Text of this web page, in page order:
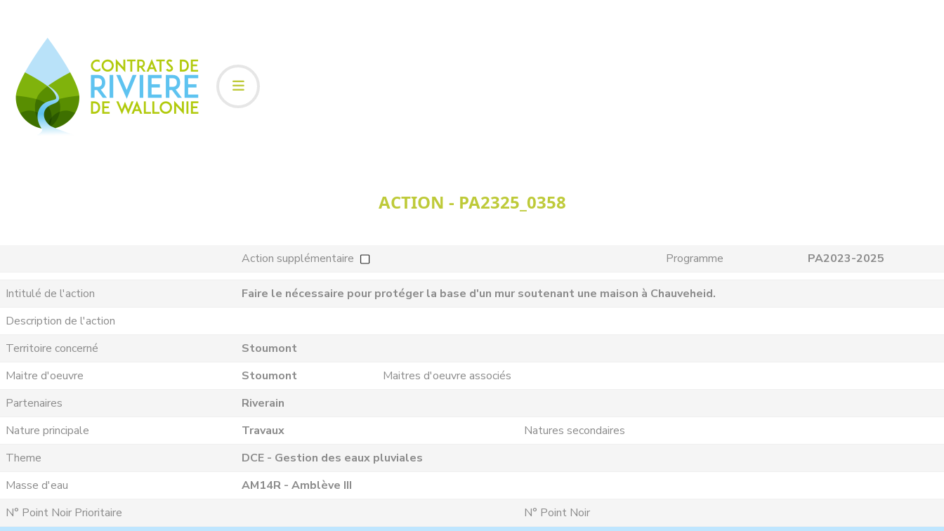
ACTION - PA2325_0358
Action supplémentaire Programme PA2023-2025
Intitulé de l'action
Faire le nécessaire pour protéger la base d'un mur soutenant une maison à Chauveheid.
Description de l'action
Territoire concerné
Stoumont
Maitre d'oeuvre
Stoumont
Maitres d'oeuvre associés
Partenaires
Riverain
Nature principale
Travaux
Natures secondaires
Theme
DCE - Gestion des eaux pluviales
Masse d'eau
AM14R - Amblève III
N° Point Noir Prioritaire
N° Point Noir